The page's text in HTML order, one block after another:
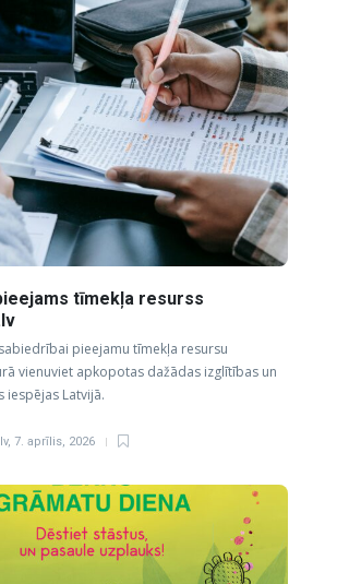
tīmekļa resurss
pieejamu tīmekļa resursu
vienuviet apkopotas dažādas izglītības un
iespējas Latvijā.
, 7. aprīlis, 2026